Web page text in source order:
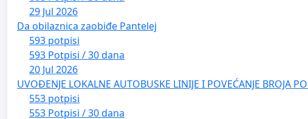
29 Jul 2026
Da obilaznica zaobiđe Pantelej
593 potpisi
593 Potpisi / 30 dana
20 Jul 2026
UVOĐENJE LOKALNE AUTOBUSKE LINIJE I POVEĆANJE BROJA
553 potpisi
553 Potpisi / 30 dana